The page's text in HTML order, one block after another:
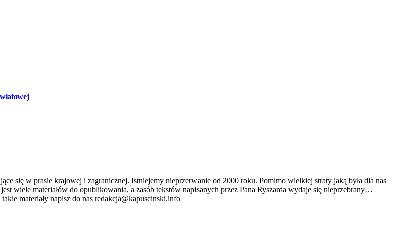
się w prasie krajowej i zagranicznej. Istniejemy nieprzerwanie od 2000 roku. Pomimo wielkiej straty jaką była dla nas
wiele materiałów do opublikowania, a zasób tekstów napisanych przez Pana Ryszarda wydaje się nieprzebrany…
materiały napisz do nas redakcja@kapuscinski.info